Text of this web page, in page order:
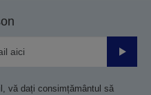
vă dați consimțământul să